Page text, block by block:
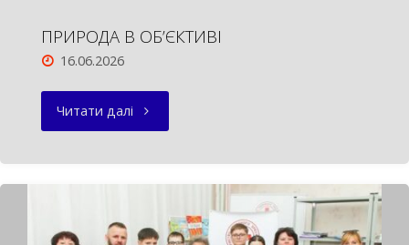
ПРИРОДА В ОБ’ЄКТИВІ
16.06.2026
Читати далі "ПРИРОДА
ОБ’ЄКТИВІ"